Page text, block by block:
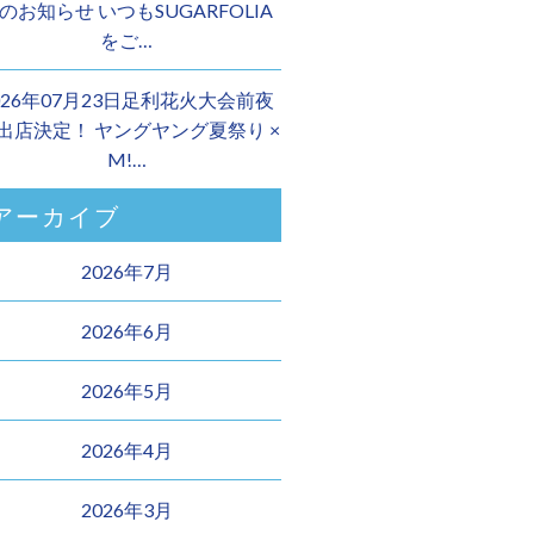
お知らせ いつもSUGARFOLIA
をご…
年07月23日足利花火大会前夜
店決定！ ヤングヤング夏祭り ×
M!…
ーカイブ
2026年7月
2026年6月
2026年5月
2026年4月
2026年3月